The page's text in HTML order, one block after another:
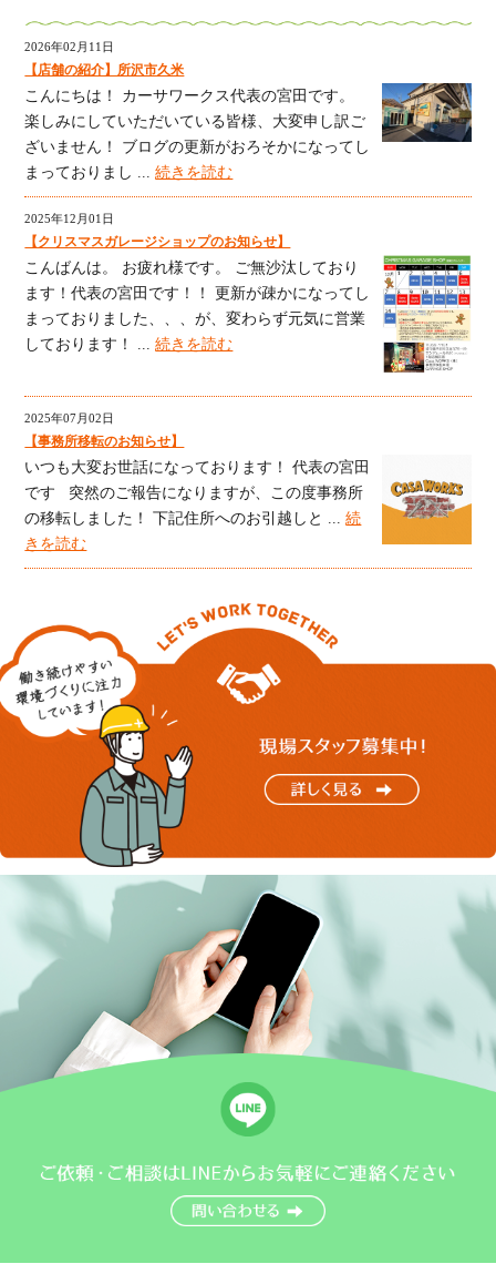
2026年02月11日
【店舗の紹介】所沢市久米
こんにちは！ カーサワークス代表の宮田です。
楽しみにしていただいている皆様、大変申し訳ご
ざいません！ ブログの更新がおろそかになってし
まっておりまし ...続きを読む
2025年12月01日
【クリスマスガレージショップのお知らせ】
こんばんは。 お疲れ様です。 ご無沙汰しており
ます！代表の宮田です！！ 更新が疎かになってし
まっておりました、、、が、変わらず元気に営業
しております！ ...続きを読む
2025年07月02日
【事務所移転のお知らせ】
いつも大変お世話になっております！ 代表の宮田
です 突然のご報告になりますが、この度事務所
の移転しました！ 下記住所へのお引越しと ...続
きを読む